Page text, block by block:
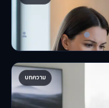
ให้พัง
'เงินดิจิทัล 2.0' มาแล…
Master Bussiness 23
บทความ
AI จัดพอร์ตให้ปัง! เทร
จอ
AI จัดพอร์ตให้ปัง! หมด…